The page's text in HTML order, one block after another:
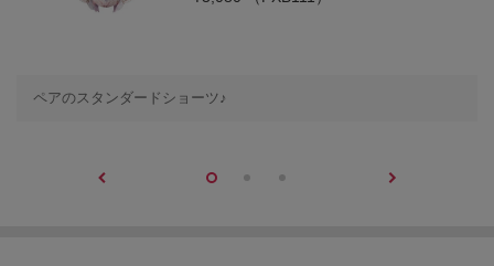
ペアのスタンダードショーツ♪